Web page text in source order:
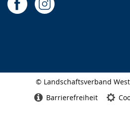
© Landschaftsverband
Barrierefreiheit